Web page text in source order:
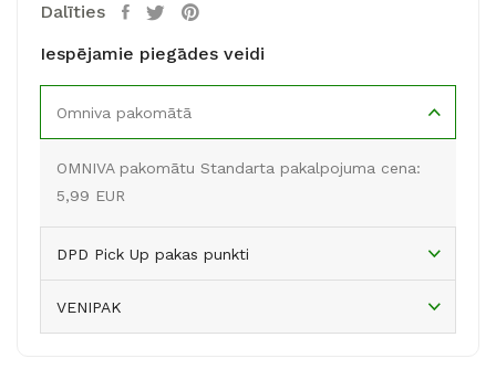
Dalīties
Iespējamie piegādes veidi
Omniva pakomātā
OMNIVA pakomātu Standarta pakalpojuma cena:
5,99 EUR
DPD Pick Up pakas punkti
VENIPAK